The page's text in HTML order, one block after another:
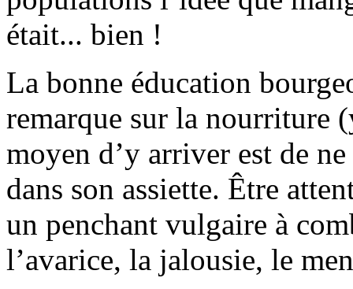
était... bien !
La bonne éducation
remarque sur la nourriture
moyen d’y arriver est de
dans son assiette. Être
un penchant vulgaire à
l’avarice, la jalousie, le